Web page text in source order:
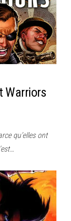
Warriors
qu’elles ont